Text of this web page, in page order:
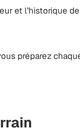
et l’historique
préparez